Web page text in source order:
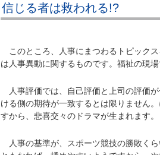
信じる者は救われる!?
このところ、人事にまつわるトピック
は人事異動に関するものです。福祉の現
人事評価では、自己評価と上司の評価
ける側の期待が一致するとは限りません
すから、悲喜交々のドラマが生まれます。
人事の基準が、スポーツ競技の勝敗く